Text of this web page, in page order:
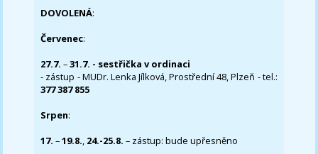
DOVOLENÁ:
Červenec:
27.7.–31.7. - sestřička v ordinaci
- zástup - MUDr. Lenka Jílková, Prostřední 48, Plzeň - tel.:
377 387 855
Srpen:
17. –19.8., 24.-25.8. – zástup: bude upřesněno